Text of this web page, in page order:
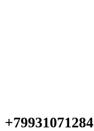
+79931071284